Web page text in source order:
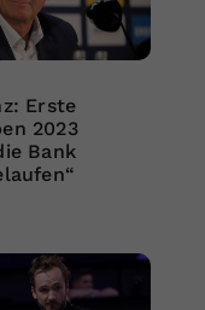
Erste
2023
Bank